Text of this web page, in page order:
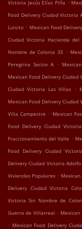
Victoria Jesús Elías Piña
Food Delivery Ciudad Victoria
Luisito . Mexican Food
Ciudad Victoria Hacienda del
Nombre de Colonia 35 .
Peregrina Sector A .
Mexican Food Delivery Ciudad
Ciudad Victoria Las Villas .
Mexican Food Delivery Ciudad
Villa Campestre . Mexican
Food Delivery Ciudad
Fraccionamiento del Valle .
Food Delivery Ciudad
Delivery Ciudad Victoria
Viviendas Populares .
Delivery Ciudad Victoria
Victoria Sin Nombre de
Guerra de Villarreal . Mexican
. Mexican Food Delivery